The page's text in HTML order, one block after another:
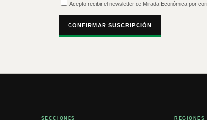
Acepto recibir el newsletter de Mirada Económica por
CONFIRMAR SUSCRIPCIÓN
SECCIONES REGIONES